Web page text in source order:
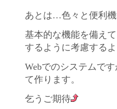
あとは…色々と便利
基本的な機能を備え
するように考慮するよ
Webでのシステムで
て作ります。
乞うご期待